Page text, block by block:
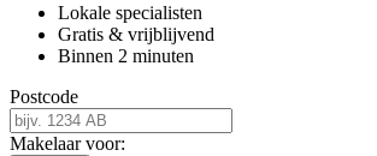
Lokale specialisten
Gratis & vrijblijvend
Binnen 2 minuten
Postcode
Makelaar voor: